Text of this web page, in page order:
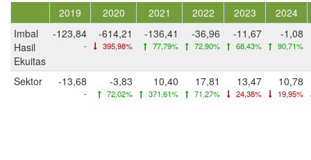
2019 2020 2021 2022 2023
2024
Imbal
Hasil
Ekuitas
-123,84
-
-614,21
395,98%
-136,41
77,79%
-36,96
72,90%
-11,67
68,43%
-1,08
90,71%
Sektor -13,68
-
-3,83
72,02%
10,40
371,61%
17,81
71,27%
13,47
24,38%
10,78
19,95%